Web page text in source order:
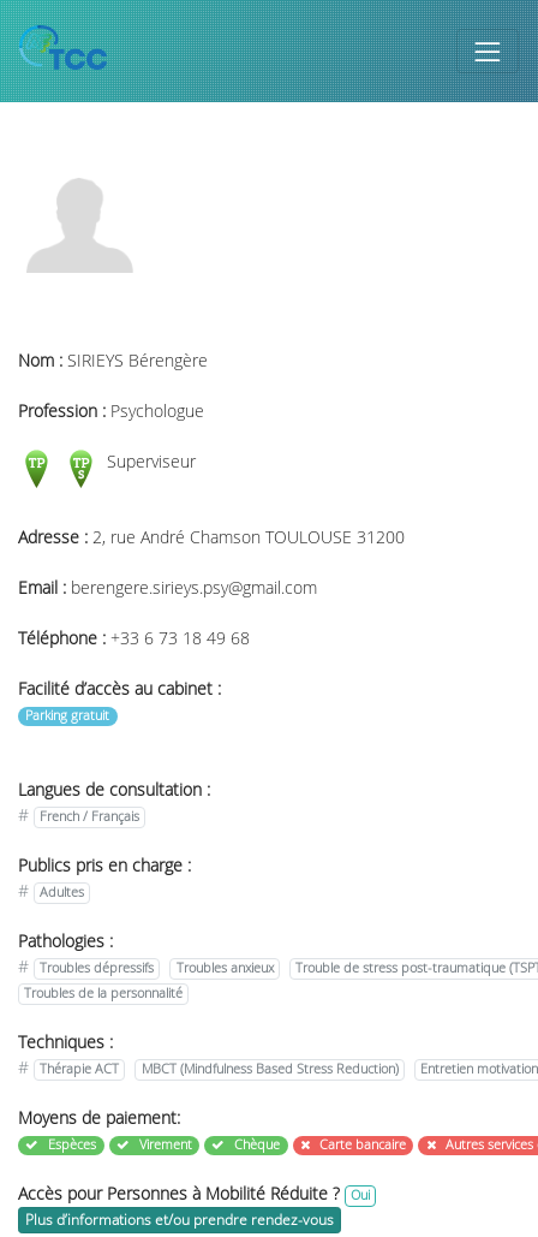
Nom : SIRIEYS Bérengère
Profession : Psychologue
Superviseur
Adresse : 2, rue André Chamson TOULOUSE 31200
Email : berengere.sirieys.psy@gmail.com
Téléphone : +33 6 73 18 49 68
Facilité d’accès au cabinet :
Parking gratuit
Langues de consultation :
#
French / Français
Publics pris en charge :
#
Adultes
Pathologies :
#
Troubles dépressifs Troubles anxieux
Trouble de stress post-traumatique
Troubles de la personnalité
Techniques :
#
Thérapie ACT MBCT (Mindfulness Based Stress Reduction) Entretien
Moyens de paiement:
Espèces Virement Chèque Carte bancaire Autres
Accès pour Personnes à Mobilité Réduite ? Oui
Plus d’informations et/ou prendre rendez-vous